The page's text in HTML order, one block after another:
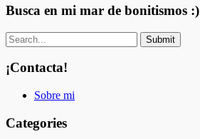
Busca en mi mar de bonitismos :)
¡Contacta!
Sobre mi
Categories